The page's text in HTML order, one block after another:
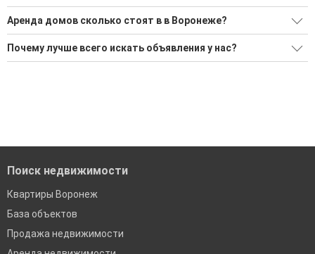
4 актуальных и проверенных объявления
Воспользуйтесь нашим поиском по новостройкам, для
Аренда домов сколько стоят в в Воронеже?
Минимальная цена: 25 000 Р. Максимальная цена: 320 000 Р;
Средняя: 91 000 Р
Почему лучше всего искать объявления у нас?
Поиск недвижимости
Квартиры Воронеж
База объектов
Продажа недвижимости